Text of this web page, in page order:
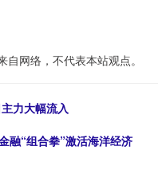
网络，不代表本站观点。
力大幅流入
融“组合拳”激活海洋经济